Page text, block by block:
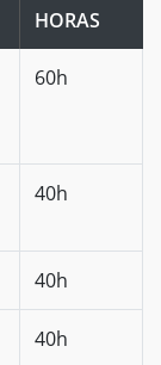
HORAS
60h
40h
40h
40h